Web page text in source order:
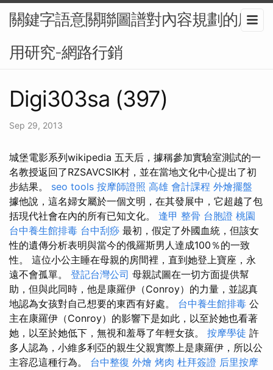
關鍵字語意關聯圖譜對內容規劃的應
用研究-網路行銷
Digi303sa (397)
Sep 29, 2013
城堡電影系列wikipedia 五天后，據稱參加實驗室測試的一
名教授返回了RZSAVCSIK村，並在當地文化中心提出了初
步結果。 seo tools 按摩師證照 高雄 會計課程 外燴擺盤
據他說，這名婦女屬於一個文明，在其發展中，它超越了包
括現代社會在內的所有已知文化。 逢甲 整骨 台胞證 桃園
台中養生館排毒 台中刮痧 最初，假定了外國血統，但該女
性的遺傳分析表明與當今的俄羅斯男人達成100％的一致
性。 這位小公主睡在母親的房間裡，直到她登上寶座，永
遠不會孤單。 登記台灣公司 母親試圖在一切方面提供幫
助，但與此同時，他是康羅伊（Conroy）的力量，並認真
地認為女孩對自己想要的東西有好處。 台中養生館排毒 公
主在康羅伊（Conroy）的影響下是如此，以至於她也看著
她，以至於她低下，無視和羞辱了年輕女孩。 按摩學徒 許
多人認為，小維多利亞的親生父親實際上是康羅伊，所以公
主容忍這種行為。 台中整復 外燴 烤肉 杜拜簽證 后里按摩